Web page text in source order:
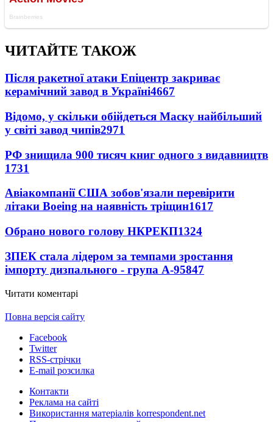
ЧИТАЙТЕ ТАКОЖ
Після ракетної атаки Епіцентр закриває
керамічний завод в Україні4667
Відомо, у скільки обійдеться Маску найбільший
у світі завод чипів2971
РФ знищила 900 тисяч книг одного з видавництв
1731
Авіакомпанії США зобов'язали перевірити
літаки Boeing на наявність тріщин1617
Обрано нового голову НКРЕКП1324
ЗПЕК стала лідером за темпами зростання
імпорту дизпального - група А-95847
Читати коментарі
Повна версія сайту
Facebook
Twitter
RSS-стрічки
E-mail розсилка
Контакти
Реклама на сайті
Використання матеріалів korrespondent.net